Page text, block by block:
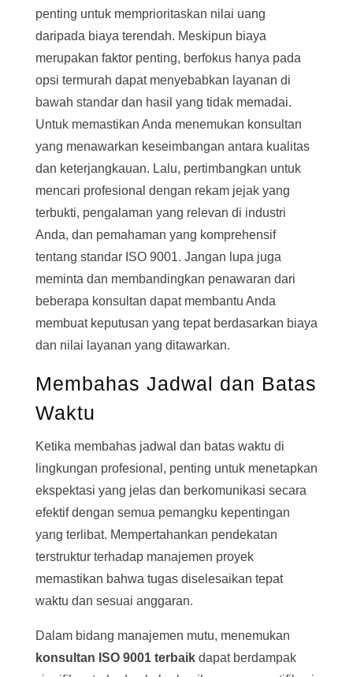
penting untuk memprioritaskan nilai uang
daripada biaya terendah. Meskipun biaya
merupakan faktor penting, berfokus hanya pada
opsi termurah dapat menyebabkan layanan di
bawah standar dan hasil yang tidak memadai.
Untuk memastikan Anda menemukan konsultan
yang menawarkan keseimbangan antara kualitas
dan keterjangkauan. Lalu, pertimbangkan untuk
mencari profesional dengan rekam jejak yang
terbukti, pengalaman yang relevan di industri
Anda, dan pemahaman yang komprehensif
tentang standar ISO 9001. Jangan lupa juga
meminta dan membandingkan penawaran dari
beberapa konsultan dapat membantu Anda
membuat keputusan yang tepat berdasarkan biaya
dan nilai layanan yang ditawarkan.
Membahas Jadwal dan Batas
Waktu
Ketika membahas jadwal dan batas waktu di
lingkungan profesional, penting untuk menetapkan
ekspektasi yang jelas dan berkomunikasi secara
efektif dengan semua pemangku kepentingan
yang terlibat. Mempertahankan pendekatan
terstruktur terhadap manajemen proyek
memastikan bahwa tugas diselesaikan tepat
waktu dan sesuai anggaran.
Dalam bidang manajemen mutu, menemukan
konsultan ISO 9001 terbaikdapat berdampak